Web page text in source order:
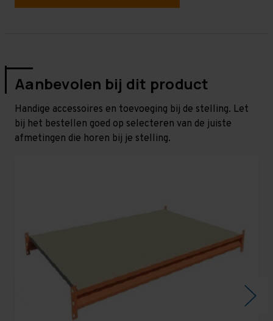
Aanbevolen bij dit product
Handige accessoires en toevoeging bij de stelling. Let
bij het bestellen goed op selecteren van de juiste
afmetingen die horen bij je stelling.